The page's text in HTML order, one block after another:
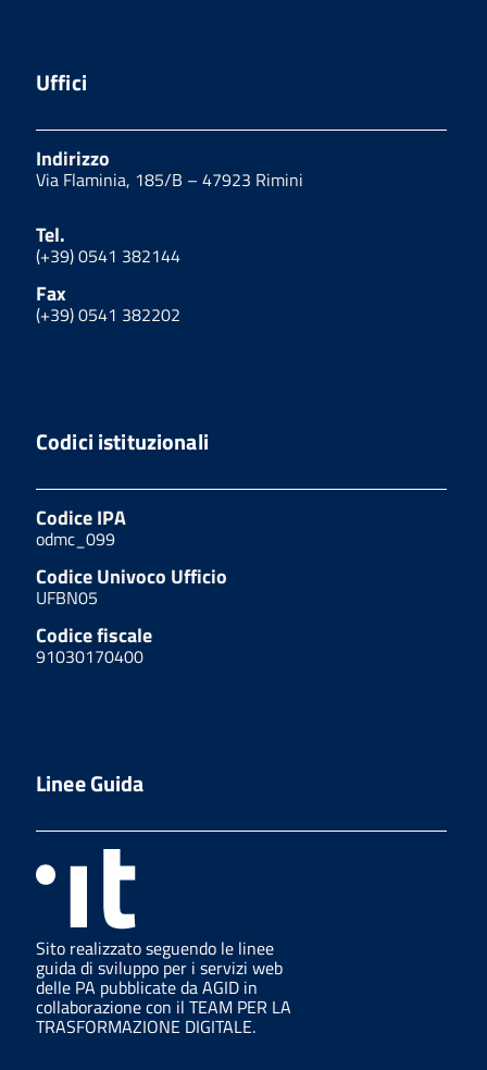
Uffici
Indirizzo
Via Flaminia, 185/B – 47923 Rimini
Tel.
(+39) 0541 382144
Fax
(+39) 0541 382202
Codici istituzionali
Codice IPA
odmc_099
Codice Univoco Ufficio
UFBN05
Codice fiscale
91030170400
Linee Guida
Sito realizzato seguendo le linee
guida di sviluppo per i servizi web
delle PA pubblicate da AGID in
collaborazione con il TEAM PER LA
TRASFORMAZIONE DIGITALE.